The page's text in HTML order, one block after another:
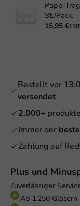
Plus und
Zuverlässiger
Ab 1.250 Gläsern
Papp-
St./Pack.
15,95 €
Bestellt vor
versendet
2.000+
Immer der
Zahlung auf